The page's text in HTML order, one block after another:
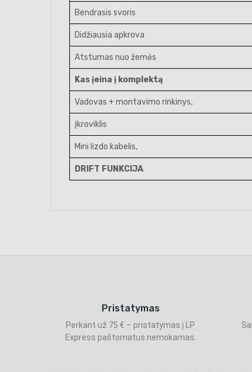
Bendrasis svoris
Didžiausia apkrova
Atstumas nuo žemės
Kas įeina į komplektą
Vadovas + montavimo rinkinys,
Įkroviklis
Mini lizdo kabelis,
DRIFT FUNKCIJA
Pristatymas
Perkant už 75 € – pristatymas į LP
Express paštomatus nemokamas.